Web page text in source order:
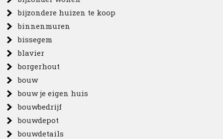
bijzondere huizen te koop
binnenmuren
bissegem
blavier
borgerhout
bouw
bouw je eigen huis
bouwbedrijf
bouwdepot
bouwdetails